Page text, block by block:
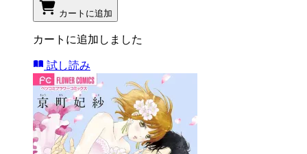
カートに追加
カートに追加しました
試し読み